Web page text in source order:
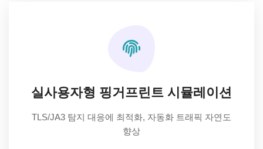
실사용자형 핑거프린트 시뮬레이션
TLS/JA3 탐지 대응에 최적화, 자동화 트래픽 자연도
향상